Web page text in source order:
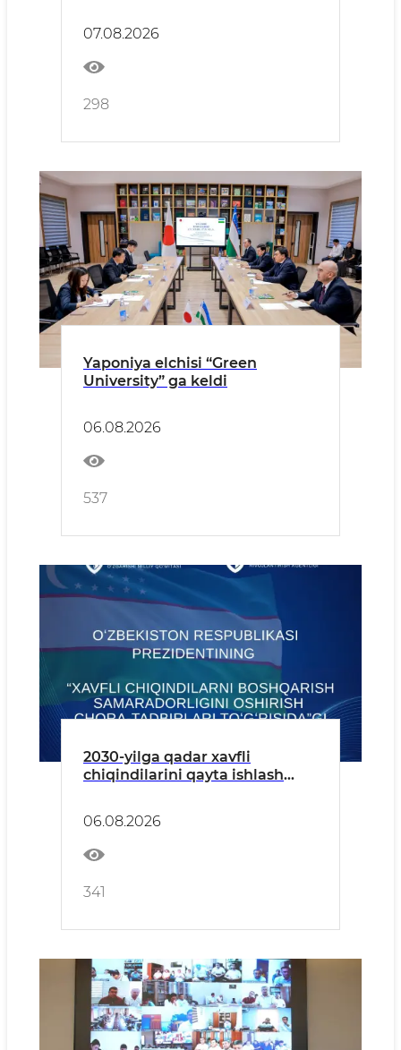
07.08.2026
298
Yaponiya elchisi “Green
University” ga keldi
06.08.2026
537
2030-yilga qadar xavfli
chiqindilarini qayta ishlash
boʻyicha Prezident qarori
06.08.2026
341